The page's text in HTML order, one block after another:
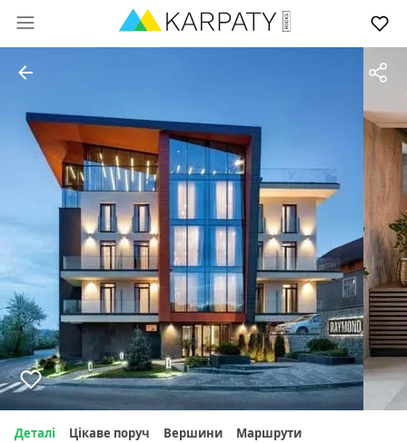
Деталі Цікаве поруч Вершини Маршрути